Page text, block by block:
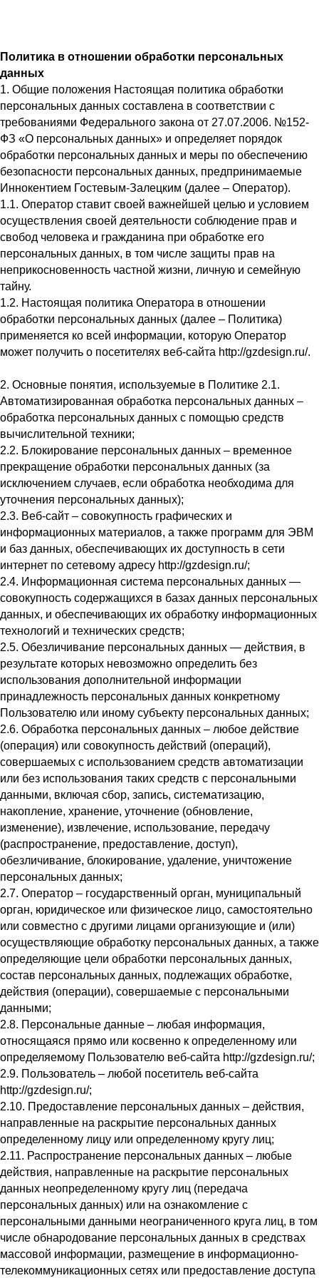
Политика в отношении обработки персональных
данных
1. Общие положения Настоящая политика обработки
персональных данных составлена в соответствии с
требованиями Федерального закона от 27.07.2006. №152-
ФЗ «О персональных данных» и определяет порядок
обработки персональных данных и меры по обеспечению
безопасности персональных данных, предпринимаемые
Иннокентием Гостевым-Залецким (далее – Оператор).
1.1. Оператор ставит своей важнейшей целью и условием
осуществления своей деятельности соблюдение прав и
свобод человека и гражданина при обработке его
персональных данных, в том числе защиты прав на
неприкосновенность частной жизни, личную и семейную
тайну.
1.2. Настоящая политика Оператора в отношении
обработки персональных данных (далее – Политика)
применяется ко всей информации, которую Оператор
может получить о посетителях веб-сайта http://gzdesign.ru/.
2. Основные понятия, используемые в Политике 2.1.
Автоматизированная обработка персональных данных –
обработка персональных данных с помощью средств
вычислительной техники;
2.2. Блокирование персональных данных – временное
прекращение обработки персональных данных (за
исключением случаев, если обработка необходима для
уточнения персональных данных);
2.3. Веб-сайт – совокупность графических и
информационных материалов, а также программ для ЭВМ
и баз данных, обеспечивающих их доступность в сети
интернет по сетевому адресу http://gzdesign.ru/;
2.4. Информационная система персональных данных —
совокупность содержащихся в базах данных персональных
данных, и обеспечивающих их обработку информационных
технологий и технических средств;
2.5. Обезличивание персональных данных — действия, в
результате которых невозможно определить без
использования дополнительной информации
принадлежность персональных данных конкретному
Пользователю или иному субъекту персональных данных;
2.6. Обработка персональных данных – любое действие
(операция) или совокупность действий (операций),
совершаемых с использованием средств автоматизации
или без использования таких средств с персональными
данными, включая сбор, запись, систематизацию,
накопление, хранение, уточнение (обновление,
изменение), извлечение, использование, передачу
(распространение, предоставление, доступ),
обезличивание, блокирование, удаление, уничтожение
персональных данных;
2.7. Оператор – государственный орган, муниципальный
орган, юридическое или физическое лицо, самостоятельно
или совместно с другими лицами организующие и (или)
осуществляющие обработку персональных данных, а также
определяющие цели обработки персональных данных,
состав персональных данных, подлежащих обработке,
действия (операции), совершаемые с персональными
данными;
2.8. Персональные данные – любая информация,
относящаяся прямо или косвенно к определенному или
определяемому Пользователю веб-сайта http://gzdesign.ru/;
2.9. Пользователь – любой посетитель веб-сайта
http://gzdesign.ru/;
2.10. Предоставление персональных данных – действия,
направленные на раскрытие персональных данных
определенному лицу или определенному кругу лиц;
2.11. Распространение персональных данных – любые
действия, направленные на раскрытие персональных
данных неопределенному кругу лиц (передача
персональных данных) или на ознакомление с
персональными данными неограниченного круга лиц, в том
числе обнародование персональных данных в средствах
массовой информации, размещение в информационно-
телекоммуникационных сетях или предоставление доступа